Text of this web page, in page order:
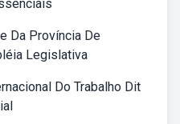
Da Província De
Legislativa
Do Trabalho Dit